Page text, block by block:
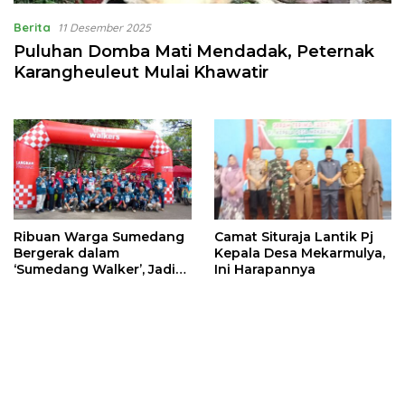
Berita 11 Desember 2025
Puluhan Domba Mati Mendadak, Peternak
Karangheuleut Mulai Khawatir
Ribuan Warga Sumedang
Bergerak dalam
‘Sumedang Walker’, Jadi
Camat Situraja Lantik Pj
Kepala Desa Mekarmulya,
Ini Harapannya